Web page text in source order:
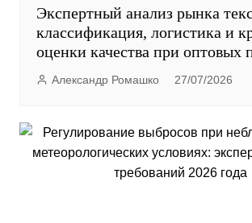
Экспертный анализ рынка
классификация, логистика и
оценки качества при оптовых
Александр Ромашко 27/07/2026